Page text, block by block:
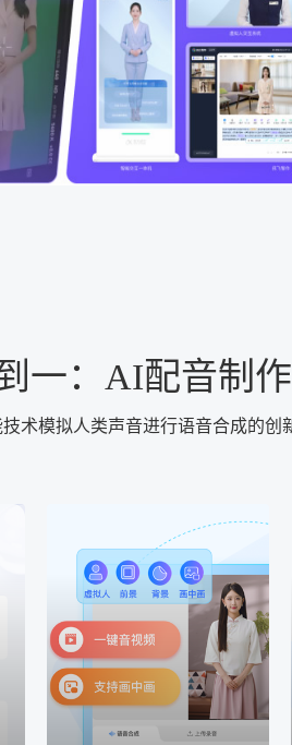
一：AI配音制
术模拟人类声音进行语音合成的
AI+音频
配音一键生成
AI+音频：基于全球领先的
TTS能力打造的AI音频制作
工具，输入文本、选择发音
人即可一键生成专业音频